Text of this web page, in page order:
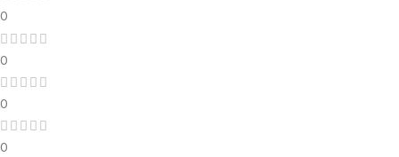
0
0
0
0